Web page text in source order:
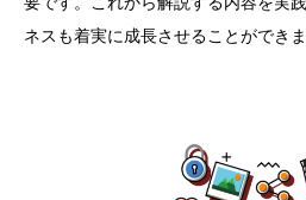
ネスも着実に成長させることができま